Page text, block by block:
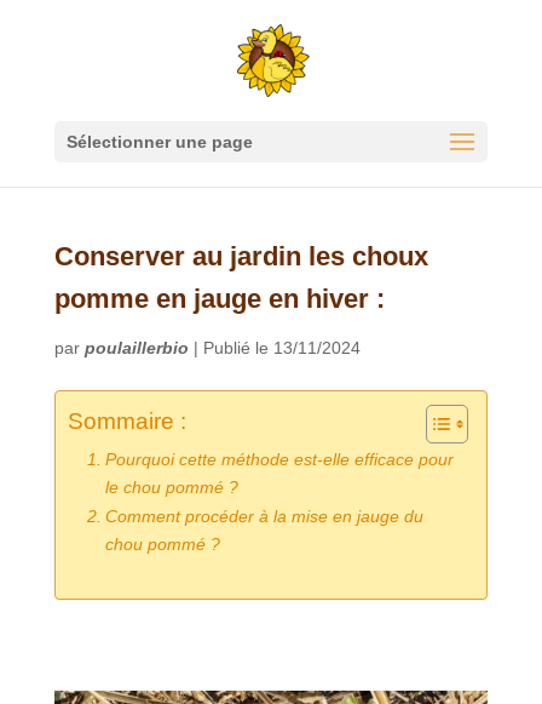
Sélectionner une page
Conserver au jardin les choux
pomme en jauge en hiver :
par poulaillerbio | Publié le 13/11/2024
Sommaire :
Pourquoi cette méthode est-elle efficace pour
le chou pommé ?
Comment procéder à la mise en jauge du
chou pommé ?